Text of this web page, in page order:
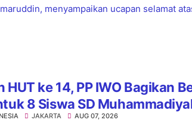
menyampaikan ucapan selamat
HUT ke 14, PP IWO Bagikan
8 Siswa SD
JAKARTA AUG 07, 2026